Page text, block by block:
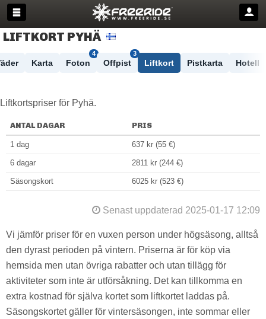
LIFTKORT PYHÄ
Karta Foton
4
Offpist
3
Liftkort Pistkarta Hotell
Liftkortspriser för Pyhä.
ANTAL DAGAR PRIS
1 dag 637 kr (55 €)
6 dagar 2811 kr (244 €)
Säsongskort 6025 kr (523 €)
Senast uppdaterad 2025-01-17 12:09
Vi jämför priser för en vuxen person under högsäsong, alltså
den dyrast perioden på vintern. Priserna är för köp via
hemsida men utan övriga rabatter och utan tillägg för
aktiviteter som inte är utförsåkning. Det kan tillkomma en
extra kostnad för själva kortet som liftkortet laddas på.
Säsongskortet gäller för vintersäsongen, inte sommar eller